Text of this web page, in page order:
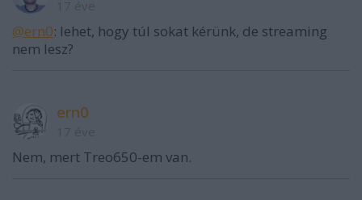
@ern0: lehet, hogy túl sokat kérünk, de streaming
nem lesz?
ern0
Nem, mert Treo650-em van.